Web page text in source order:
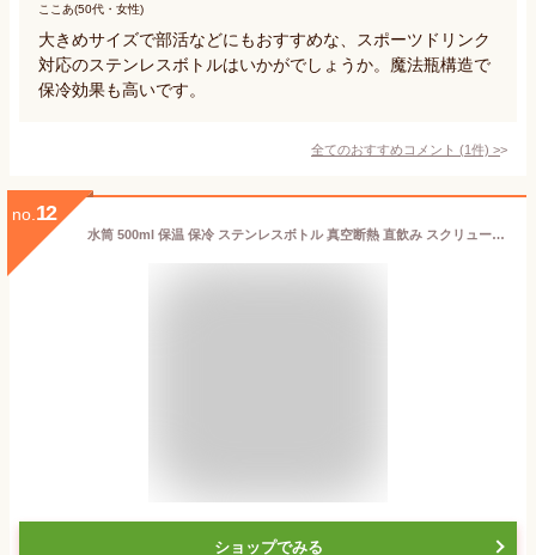
ここあ(50代・女性)
大きめサイズで部活などにもおすすめな、スポーツドリンク
対応のステンレスボトルはいかがでしょうか。魔法瓶構造で
保冷効果も高いです。
全てのおすすめコメント (1件) >
no. 12
水筒 500ml 保温 保冷 ステンレスボトル 真空断熱 直飲み スクリュー 洗いやすい 大人 子供 小学生 会社 オフィス 通勤 スポーツドリンク 対応 かわいい ギフト お手入れ簡単 マグボトル アイリスオーヤマ SM-FS500 *
ショップでみる